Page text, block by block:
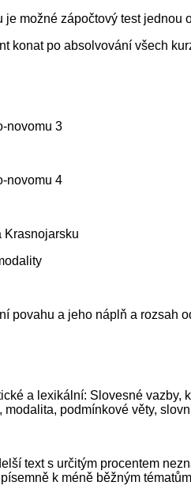
je možné zápočtový test jednou
konat po absolvování všech
novomu 3
novomu 4
Krasnojarsku
povahu a jeho náplň a rozsah
a lexikální: Slovesné
modalita, podmínkové věty,
text s určitým procentem
k méně běžným